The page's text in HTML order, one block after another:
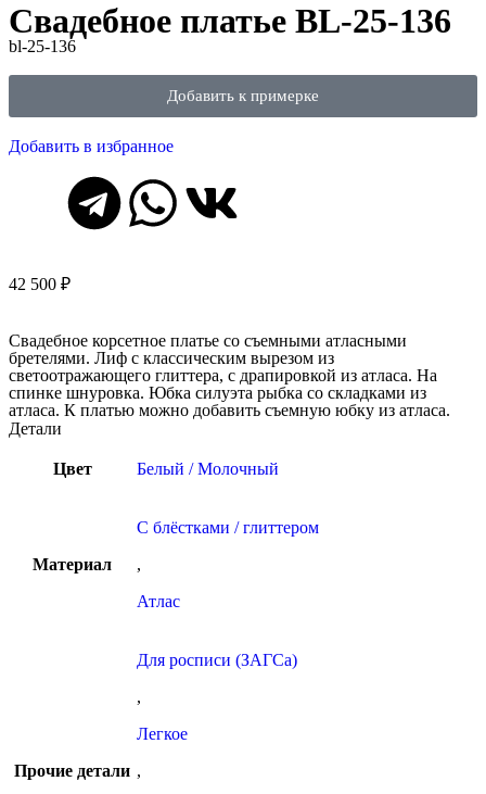
Свадебное платье BL-25-136
bl-25-136
Добавить к примерке
Добавить в избранное
42 500 ₽
Свадебное корсетное платье со съемными атласными
бретелями. Лиф с классическим вырезом из
светоотражающего глиттера, с драпировкой из атласа. На
спинке шнуровка. Юбка силуэта рыбка со складками из
атласа. К платью можно добавить съемную юбку из атласа.
Детали
Цвет Белый / Молочный
Материал
С блёстками / глиттером
,
Атлас
Прочие детали
Для росписи (ЗАГСа)
,
Легкое
,